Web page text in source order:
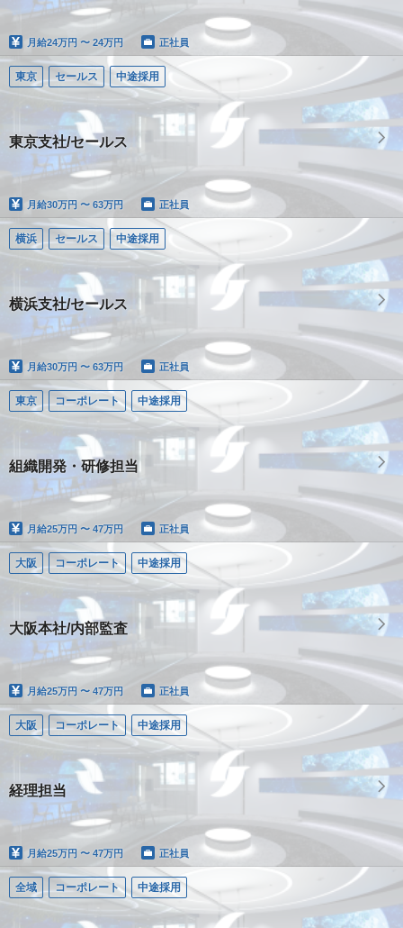
月給24万円 〜 24万円 正社員
東京 セールス 中途採用
東京支社/セールス
月給30万円 〜 63万円 正社員
横浜 セールス 中途採用
横浜支社/セールス
月給30万円 〜 63万円 正社員
東京 コーポレート 中途採用
組織開発・研修担当
月給25万円 〜 47万円 正社員
大阪 コーポレート 中途採用
大阪本社/内部監査
月給25万円 〜 47万円 正社員
大阪 コーポレート 中途採用
経理担当
月給25万円 〜 47万円 正社員
全域 コーポレート 中途採用